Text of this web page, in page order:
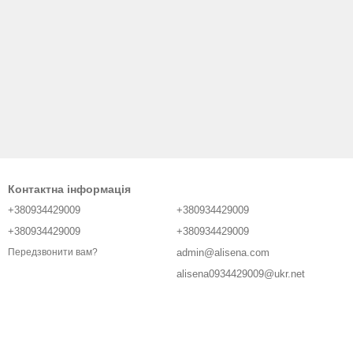
Контактна інформація
+380934429009
+380934429009
Передзвонити вам?
+380934429009
+380934429009
admin@alisena.com
alisena0934429009@ukr.net